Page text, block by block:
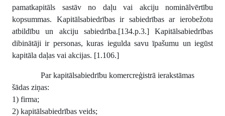
pamatkapitāls sastāv no daļu vai akciju nominālvērtību
kopsummas. Kapitālsabiedrības ir sabiedrības ar ierobežotu
atbildību un akciju sabiedrība.[134.p.3.] Kapitālsabiedrības
dibinātāji ir personas, kuras iegulda savu īpašumu un iegūst
kapitāla daļas vai akcijas. [1.106.]
Par kapitālsabiedrību komercreģistrā ierakstāmas
šādas ziņas:
1) firma;
2) kapitālsabiedrības veids;